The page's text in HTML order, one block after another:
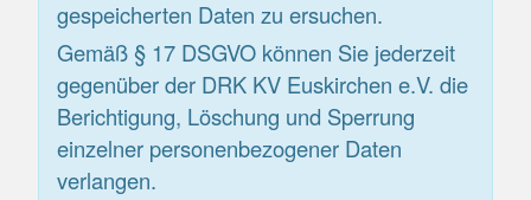
gespeicherten Daten zu ersuchen.
Gemäß § 17 DSGVO können Sie jederzeit
gegenüber der DRK KV Euskirchen e.V. die
Berichtigung, Löschung und Sperrung
einzelner personenbezogener Daten
verlangen.